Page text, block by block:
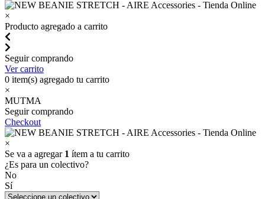
×
Producto agregado a carrito
Seguir comprando
Ver carrito
0 item(s) agregado tu carrito
×
MUTMA
Seguir comprando
Checkout
×
Se va a agregar 1 ítem a tu carrito
¿Es para un colectivo?
No
Sí